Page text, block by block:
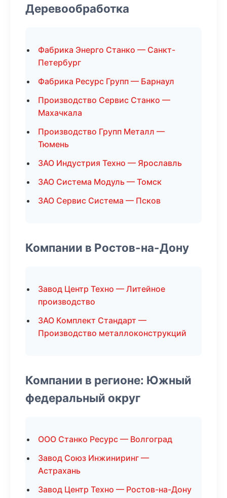
Деревообработка
Фабрика Энерго Станко — Санкт-
Петербург
Фабрика Ресурс Групп — Барнаул
Производство Сервис Станко —
Махачкала
Производство Групп Металл —
Тюмень
ЗАО Индустрия Техно — Ярославль
ЗАО Система Модуль — Томск
ЗАО Сервис Система — Псков
Компании в Ростов-на-Дону
Завод Центр Техно — Литейное
производство
ЗАО Комплект Стандарт —
Производство металлоконструкций
Компании в регионе: Южный
федеральный округ
ООО Станко Ресурс — Волгоград
Завод Союз Инжиниринг —
Астрахань
Завод Центр Техно — Ростов-на-Дону